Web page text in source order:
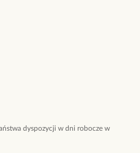
dyspozycji w dni robocze w